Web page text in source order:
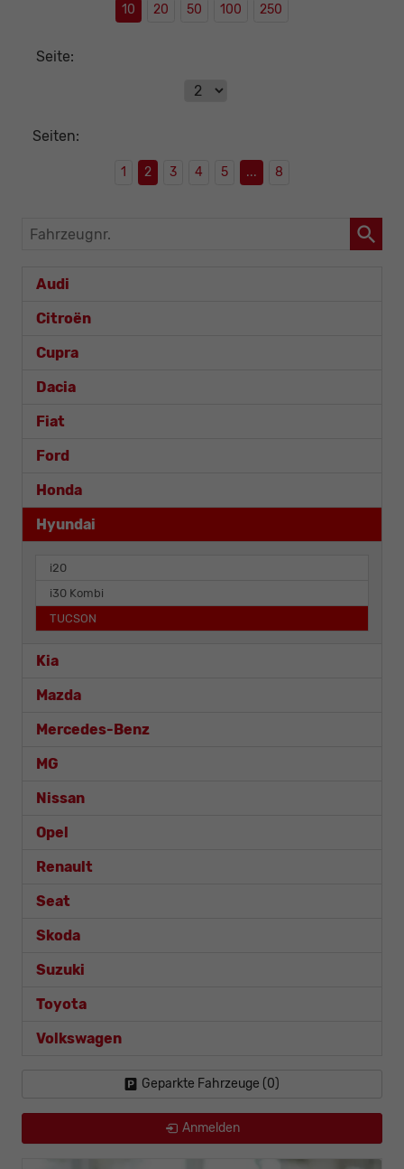
10 20 50 100 250
Seite:
Seiten:
1 2 3 4 5 ... 8
Fahrzeugnr.
Audi
Citroën
Cupra
Dacia
Fiat
Ford
Honda
Hyundai
i20
i30 Kombi
TUCSON
Kia
Mazda
Mercedes-Benz
MG
Nissan
Opel
Renault
Seat
Skoda
Suzuki
Toyota
Volkswagen
Geparkte Fahrzeuge (0)
Anmelden